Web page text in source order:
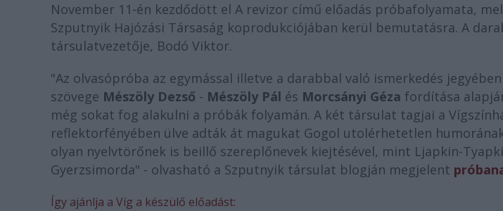
November 11-én kezdődött el A revizor című előadás próbafolyamata,
Szputnyik Hajózási Társaság koprodukciójában kerül bemutatásra. A
társulatvezetője, Bodó Viktor.
"Az olvasópróba az egymással illetve a darabbal való ismerkedés
szövege Mészöly Dezső - Mészöly Pál és Morcsányi Géza fordítása
még sokat fog alakulni a próbák folyamán. A két társulat tagjai a
reflektorfényében ülve adták át magukat Gogol utolérhetetlen
olyan nyelvtörőnek is beillő szereplőnevek kiejtésével, mint Ljapkin-
Gyerzsimorda" - olvasható a Szputnyik társulat blogján megjelent
Így ajánlja a Víg a készülő előadást: